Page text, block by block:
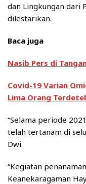
dan Lingkungan dari
dilestarikan.
Baca juga
Nasib Pers di
Covid-19 Varian
Lima Orang
“Selama periode
telah tertanam di
Dwi.
“Kegiatan
Keanekaragaman